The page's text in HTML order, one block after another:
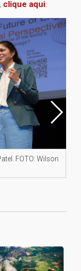
clique aqui.
FOTO: Wilson